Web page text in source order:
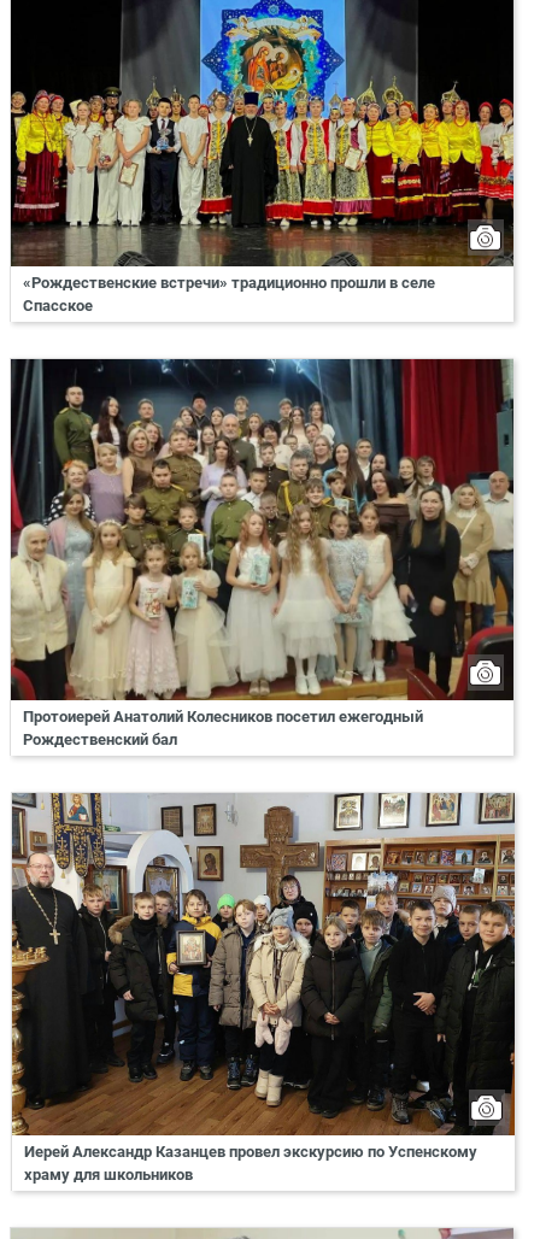
«Рождественские встречи» традиционно прошли в селе
Спасское
Протоиерей Анатолий Колесников посетил ежегодный
Рождественский бал
Иерей Александр Казанцев провел экскурсию по Успенскому
храму для школьников